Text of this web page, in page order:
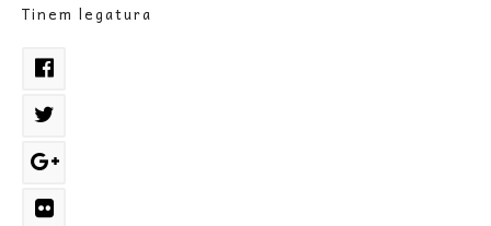
Tinem legatura